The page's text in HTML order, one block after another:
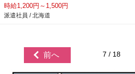
時給1,200円～1,500円
派遣社員 / 北海道
前へ 7 / 18